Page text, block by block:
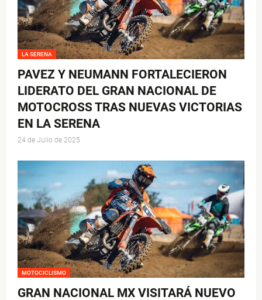
LA SERENA
PAVEZ Y NEUMANN FORTALECIERON
LIDERATO DEL GRAN NACIONAL DE
MOTOCROSS TRAS NUEVAS VICTORIAS
EN LA SERENA
24 de Julio de 2025
MOTOCICLISMO
GRAN NACIONAL MX VISITARÁ NUEVO